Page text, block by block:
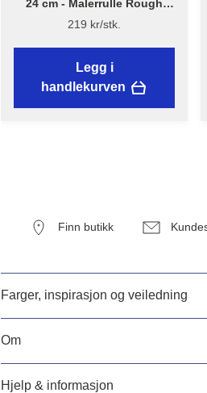
24 cm - Malerrulle Rough
Quick – Flügger Excellence
219 kr/stk.
Legg i
handlekurven
Finn butikk
Farger, inspirasjon og veiledning
Om
Hjelp & informasjon